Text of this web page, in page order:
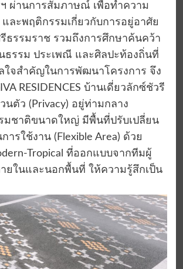
ผ่านการสัมภาษณ์ เพื่อทำความ
ละพฤติกรรมเกี่ยวกับการอยู่อาศัย
ธรรมราช รวมถึงการศึกษาค้นคว้า
รรม ประเพณี และศิลปะท้องถิ่นที่
ใจสำคัญในการพัฒนาโครงการ จึง
RESIDENCES บ้านเดี่ยวลักซ์ชัวรี
นตัว (Privacy) อยู่ท่ามกลาง
มชาติขนาดใหญ่ มีพื้นที่ปรับเปลี่ยน
ารใช้งาน (Flexible Area) ด้วย
Tropical ที่ออกแบบจากทีมผู้
ยในและนอกพื้นที่ ให้ความรู้สึกเป็น